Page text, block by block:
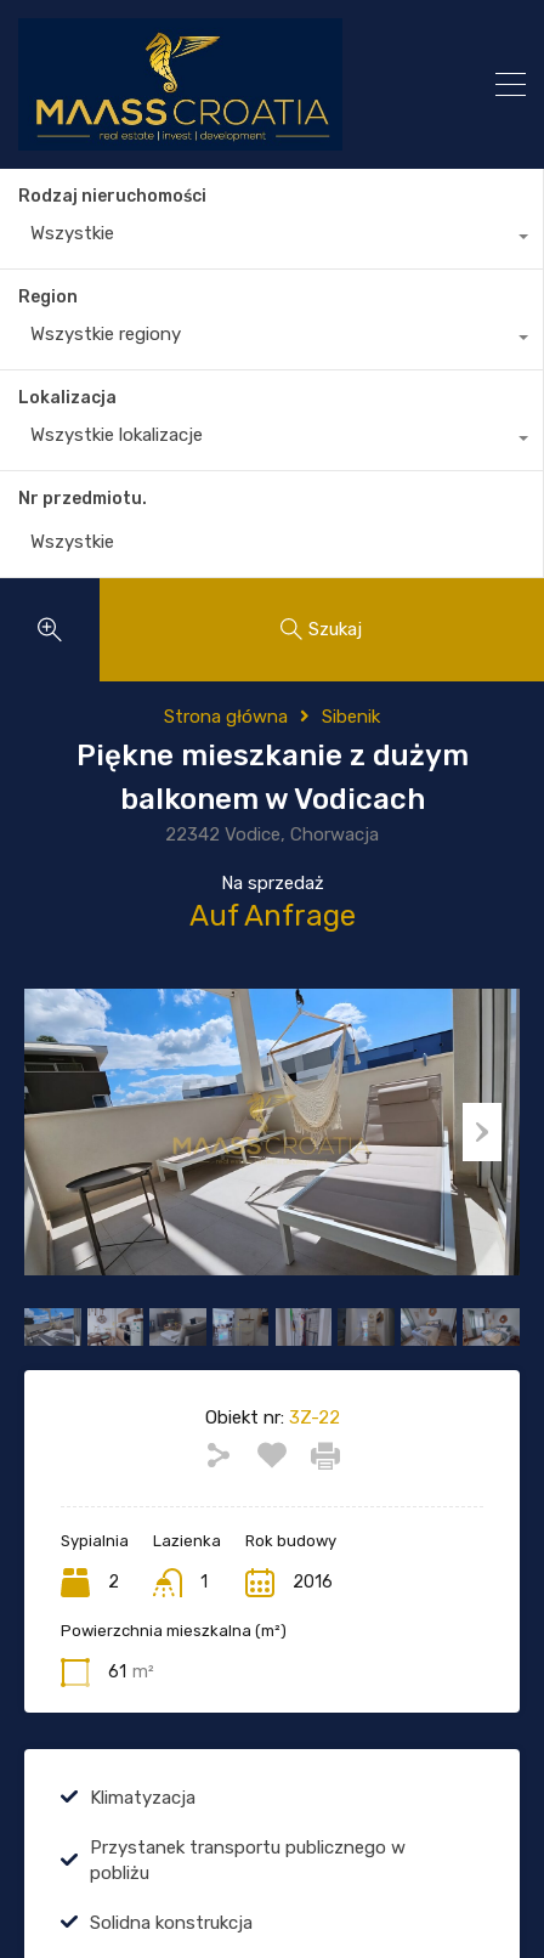
Rodzaj nieruchomości
Wszystkie
Region
Wszystkie regiony
Lokalizacja
Wszystkie lokalizacje
Nr przedmiotu.
Szukaj
Strona główna Sibenik
Piękne mieszkanie z dużym
balkonem w Vodicach
22342 Vodice, Chorwacja
Na sprzedaż
Auf Anfrage
Obiekt nr:3Z-22
Sypialnia
2
Lazienka
1
Rok budowy
2016
Powierzchnia mieszkalna (m²)
61 m²
Klimatyzacja
Przystanek transportu publicznego w
pobliżu
Solidna konstrukcja